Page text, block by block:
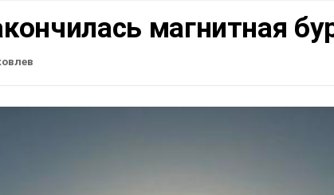
магнитная